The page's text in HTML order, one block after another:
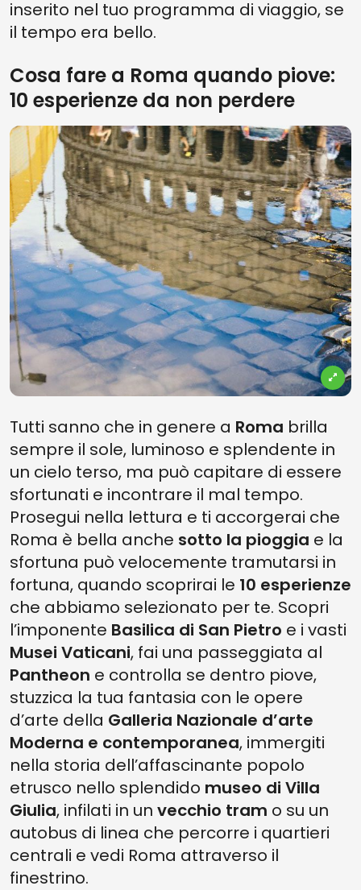
inserito nel tuo programma di viaggio, se
il tempo era bello.
Cosa fare a Roma quando piove:
10 esperienze da non perdere
Tutti sanno che in genere a Roma brilla
sempre il sole, luminoso e splendente in
un cielo terso, ma può capitare di essere
sfortunati e incontrare il mal tempo.
Prosegui nella lettura e ti accorgerai che
Roma è bella anche sotto la pioggia e la
sfortuna può velocemente tramutarsi in
fortuna, quando scoprirai le 10 esperienze
che abbiamo selezionato per te. Scopri
l’imponente Basilica di San Pietro e i vasti
Musei Vaticani, fai una passeggiata al
Pantheon e controlla se dentro piove,
stuzzica la tua fantasia con le opere
d’arte della Galleria Nazionale d’arte
Moderna e contemporanea, immergiti
nella storia dell’affascinante popolo
etrusco nello splendido museo di Villa
Giulia, infilati in un vecchio tram o su un
autobus di linea che percorre i quartieri
centrali e vedi Roma attraverso il
finestrino.